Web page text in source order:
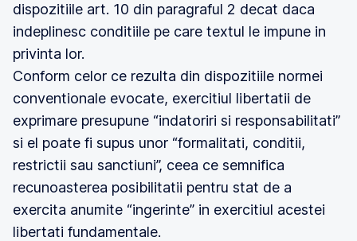
dispozitiile art. 10 din paragraful 2 decat daca
indeplinesc conditiile pe care textul le impune in
privinta lor.
Conform celor ce rezulta din dispozitiile normei
conventionale evocate, exercitiul libertatii de
exprimare presupune “indatoriri si responsabilitati”
si el poate fi supus unor “formalitati, conditii,
restrictii sau sanctiuni”, ceea ce semnifica
recunoasterea posibilitatii pentru stat de a
exercita anumite “ingerinte” in exercitiul acestei
libertati fundamentale.